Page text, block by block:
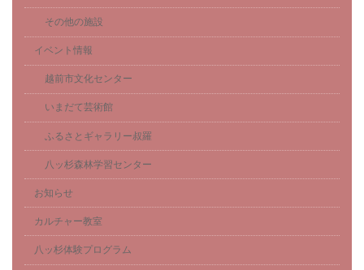
その他の施設
イベント情報
越前市文化センター
いまだて芸術館
ふるさとギャラリー叔羅
八ッ杉森林学習センター
お知らせ
カルチャー教室
八ッ杉体験プログラム